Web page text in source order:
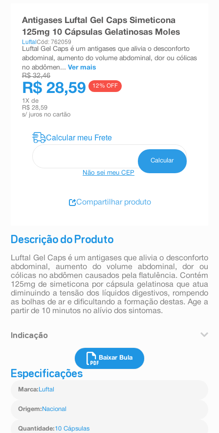
Descrição do Produto
Luftal Gel Caps é um antigases que alivia o desconforto
abdominal, aumento do volume abdominal, dor ou
cólicas no abdômen causados pela flatulência. Contém
125mg de simeticona por cápsula gelatinosa que atua
diminuindo a tensão dos líquidos digestivos, rompendo
as bolhas de ar e dificultando a formação destas. Age a
partir de 10 minutos no alívio dos sintomas.
Indicação
O Luftal Gel Caps é um antigases que alivia o
desconforto abdominal, aumento do volume abdominal,
dor ou cólicas no abdômen causados pela flatulência.
Contém 125mg de simeticona por cápsula gelatinosa
que atua diminuindo a tensão dos líquidos digestivos,
destas. Age a partir de 10 minutos no alívio dos
sintomas.
Baixar Bula
Especificações
Marca: Luftal
Origem: Nacional
Quantidade:10 Cápsulas
Antigases Luftal Gel Caps Simeticona
125mg 10 Cápsulas Gelatinosas Moles
LuftalCód: 762059
Luftal Gel Caps é um antigases que alivia o desconforto
abdominal, aumento do volume abdominal, dor ou cólicas
no abdômen... Ver mais
R$ 32,46
R$ 28,59 12% OFF
1 X de
R$ 28,59
s/ juros no cartão
Não sei meu CEP
Compartilhar produto
esmalte
ºabsorvente